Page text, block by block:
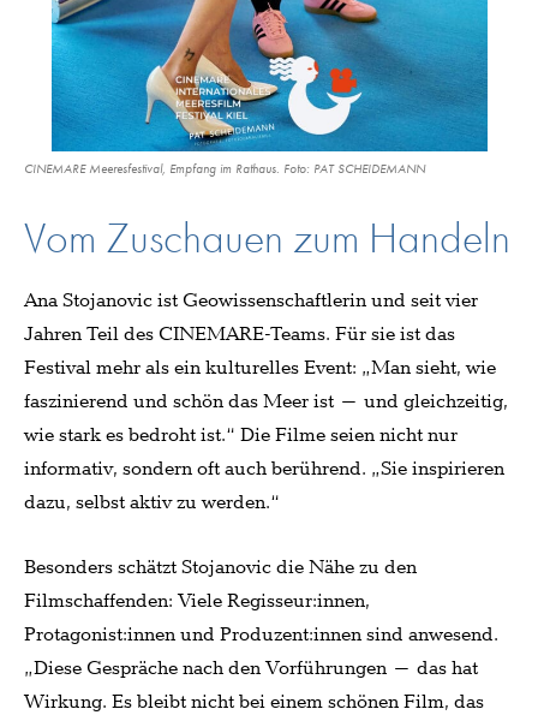
CINEMARE Meeresfestival, Empfang im Rathaus. Foto: PAT SCHEIDEMANN
Vom Zuschauen zum Handeln
Ana Stojanovic ist Geowissenschaftlerin und seit vier
Jahren Teil des CINEMARE-Teams. Für sie ist das
Festival mehr als ein kulturelles Event: „Man sieht, wie
faszinierend und schön das Meer ist – und gleichzeitig,
wie stark es bedroht ist.“ Die Filme seien nicht nur
informativ, sondern oft auch berührend. „Sie inspirieren
dazu, selbst aktiv zu werden.“
Besonders schätzt Stojanovic die Nähe zu den
Filmschaffenden: Viele Regisseur:innen,
Protagonist:innen und Produzent:innen sind anwesend.
„Diese Gespräche nach den Vorführungen – das hat
Wirkung. Es bleibt nicht bei einem schönen Film, das